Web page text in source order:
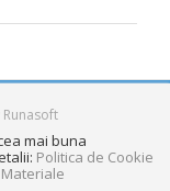
mai buna
Politica de Cookie